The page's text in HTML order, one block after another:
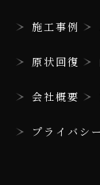
施工事例
原状回復
会社概要
プライバシ